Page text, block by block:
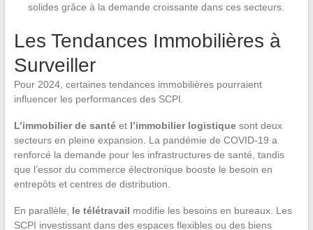
solides grâce à la demande croissante dans ces secteurs.
Les Tendances Immobilières à
Surveiller
Pour 2024, certaines tendances immobilières pourraient
influencer les performances des SCPI.
L’immobilier de santéet l’immobilier logistiquesont deux
secteurs en pleine expansion. La pandémie de COVID-19 a
renforcé la demande pour les infrastructures de santé, tandis
que l’essor du commerce électronique booste le besoin en
entrepôts et centres de distribution.
En parallèle, le télétravail modifie les besoins en bureaux. Les
SCPI investissant dans des espaces flexibles ou des biens